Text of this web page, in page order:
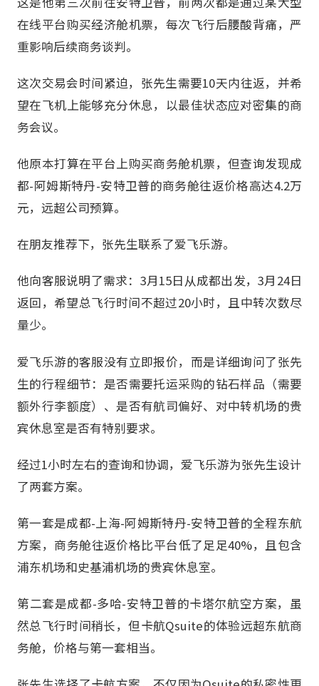
在线平台购买经济舱机票，每次飞行后腰酸背痛，严
重影响后续商务谈判。
这次交易会时间紧迫，张先生需要10天内往返，并希
望在飞机上能够充分休息，以最佳状态应对密集的商
务会议。
他原本打算在平台上购买商务舱机票，但查询发现成
都-阿姆斯特丹-安特卫普的商务舱往返价格高达4.2万
元，远超公司预算。
在朋友推荐下，张先生联系了爱飞乐游。
他向客服说明了需求：3月15日从成都出发，3月24日
返回，希望总飞行时间不超过20小时，且中转次数尽
量少。
爱飞乐游的客服没有立即报价，而是详细询问了张先
生的行程细节：是否需要托运采购的钻石样品（需要
额外行李额度）、是否有航司偏好、对中转机场的贵
宾休息室是否有特别要求。
经过1小时左右的查询和协调，爱飞乐游为张先生设计
了两套方案。
第一套是成都-上海-阿姆斯特丹-安特卫普的全程东航
方案，商务舱往返价格比平台低了足足40%，且包含
浦东机场和史基浦机场的贵宾休息室。
第二套是成都-多哈-安特卫普的卡塔尔航空方案，虽
然总飞行时间稍长，但卡航Qsuite的体验远超东航商
务舱，价格与第一套相当。